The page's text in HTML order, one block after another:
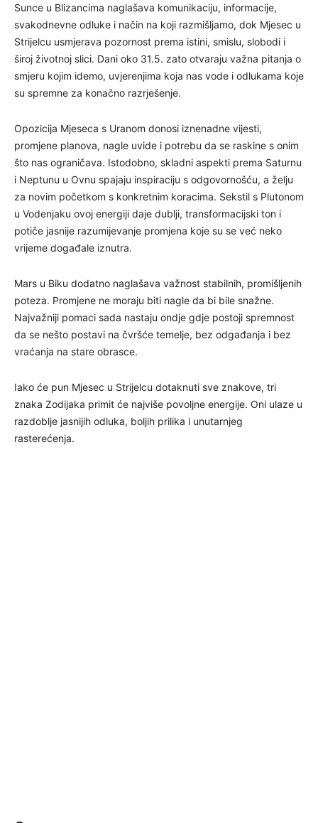
Sunce u Blizancima naglašava komunikaciju, informacije,
svakodnevne odluke i način na koji razmišljamo, dok Mjesec u
Strijelcu usmjerava pozornost prema istini, smislu, slobodi i
široj životnoj slici. Dani oko 31.5. zato otvaraju važna pitanja o
smjeru kojim idemo, uvjerenjima koja nas vode i odlukama koje
su spremne za konačno razrješenje.
Opozicija Mjeseca s Uranom donosi iznenadne vijesti,
promjene planova, nagle uvide i potrebu da se raskine s onim
što nas ograničava. Istodobno, skladni aspekti prema Saturnu
i Neptunu u Ovnu spajaju inspiraciju s odgovornošću, a želju
za novim početkom s konkretnim koracima. Sekstil s Plutonom
u Vodenjaku ovoj energiji daje dublji, transformacijski ton i
potiče jasnije razumijevanje promjena koje su se već neko
vrijeme događale iznutra.
Mars u Biku dodatno naglašava važnost stabilnih, promišljenih
poteza. Promjene ne moraju biti nagle da bi bile snažne.
Najvažniji pomaci sada nastaju ondje gdje postoji spremnost
da se nešto postavi na čvršće temelje, bez odgađanja i bez
vraćanja na stare obrasce.
Iako će pun Mjesec u Strijelcu dotaknuti sve znakove, tri
znaka Zodijaka primit će najviše povoljne energije. Oni ulaze u
razdoblje jasnijih odluka, boljih prilika i unutarnjeg
rasterećenja.